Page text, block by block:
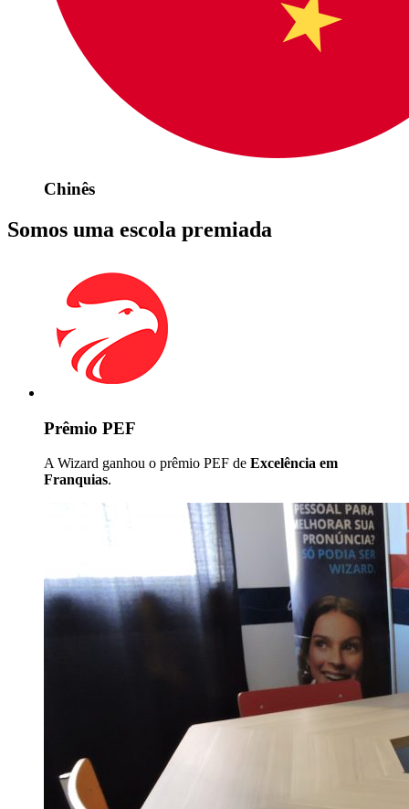
Chinês
Somos uma escola premiada
Prêmio PEF
A Wizard ganhou o prêmio PEF de Excelência em
Franquias.